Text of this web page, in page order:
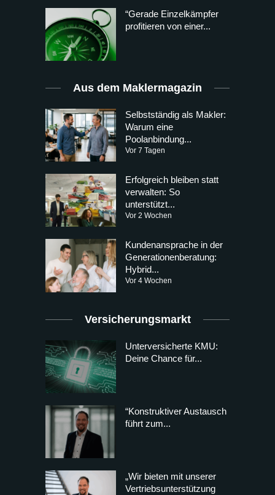
“Gerade Einzelkämpfer
profitieren von einer...
Aus dem Maklermagazin
Selbstständig als Makler:
Warum eine
Poolanbindung...
Vor 7 Tagen
Erfolgreich bleiben statt
verwalten: So
unterstützt...
Vor 2 Wochen
Kundenansprache in der
Generationenberatung:
Hybrid...
Vor 4 Wochen
Versicherungsmarkt
Unterversicherte KMU:
Deine Chance für...
“Konstruktiver Austausch
führt zum...
„Wir bieten mit unserer
Vertriebsunterstützung